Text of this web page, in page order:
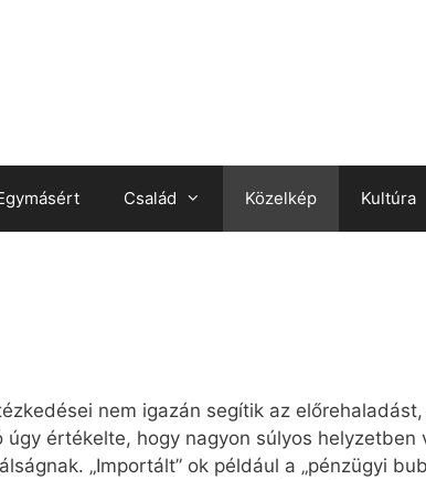
Család Közelkép Kultúra
nem igazán segítik az
értékelte, hogy nagyon súlyos helyzetben
„Importált” ok például a „pénzügyi